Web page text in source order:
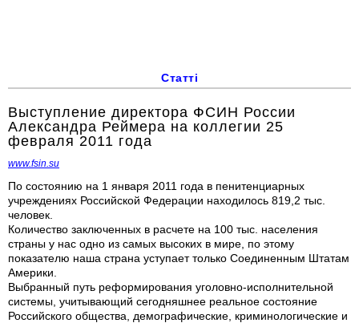
Статті
Выступление директора ФСИН России
Александра Реймера на коллегии 25
февраля 2011 года
www.fsin.su
По состоянию на 1 января 2011 года в пенитенциарных
учреждениях Российской Федерации находилось 819,2 тыс.
человек.
Количество заключенных в расчете на 100 тыс. населения
страны у нас одно из самых высоких в мире, по этому
показателю наша страна уступает только Соединенным Штатам
Америки.
Выбранный путь реформирования уголовно-исполнительной
системы, учитывающий сегодняшнее реальное состояние
Российского общества, демографические, криминологические и